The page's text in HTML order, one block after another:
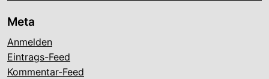
Meta
Anmelden
Eintrags-Feed
Kommentar-Feed